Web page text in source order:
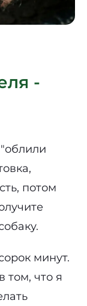
-
потом
минут.
том, что я